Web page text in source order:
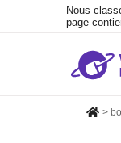
Nous
page
>